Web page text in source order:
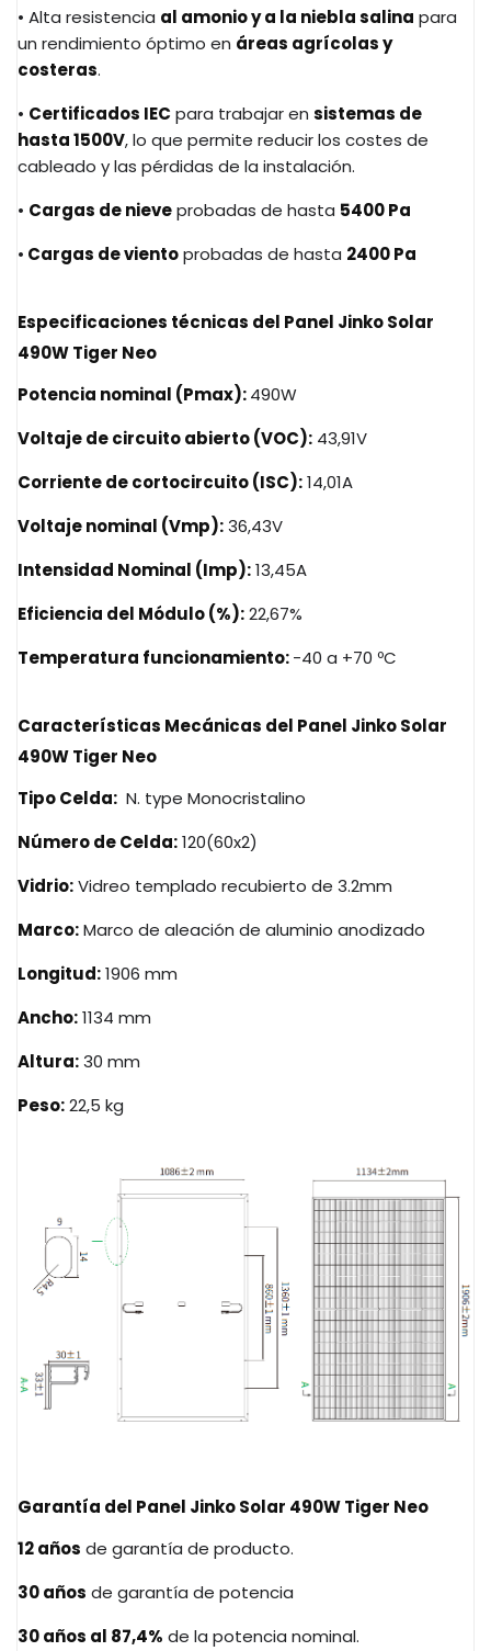
• Alta resistencia al amonio y a la niebla salina para
un rendimiento óptimo en áreas agrícolas y
costeras.
• Certificados IEC para trabajar en sistemas de
hasta 1500V, lo que permite reducir los costes de
cableado y las pérdidas de la instalación.
• Cargas de nieveprobadas de hasta 5400 Pa
• Cargas de vientoprobadas de hasta 2400 Pa
Especificaciones técnicas del Panel Jinko Solar
490W Tiger Neo
Potencia nominal (Pmax):490W
Voltaje de circuito abierto (VOC): 43,91V
Corriente de cortocircuito (ISC):14,01A
Voltaje nominal (Vmp):36,43V
Intensidad Nominal (Imp):13,45A
Eficiencia del Módulo (%):22,67%
Temperatura funcionamiento:-40 a +70 ºC
Características Mecánicas del Panel Jinko Solar
490W Tiger Neo
Tipo Celda: N. type Monocristalino
Número de Celda:120(60x2)
Vidrio:Vidreo templado recubierto de 3.2mm
Marco:Marco de aleación de aluminio anodizado
Longitud:1906 mm
Ancho:1134 mm
Altura:30 mm
Peso:22,5 kg
Garantía del Panel Jinko Solar 490W Tiger Neo
12 años de garantía de producto.
30 años de garantía de potencia
30 años al 87,4% de la potencia nominal.